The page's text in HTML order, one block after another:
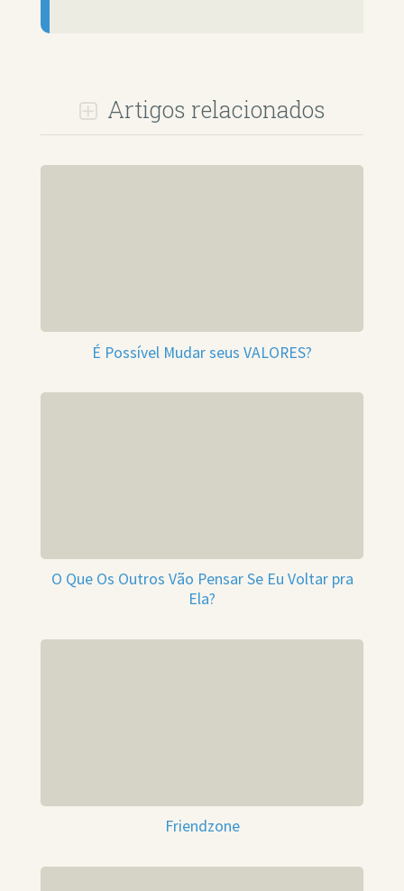
Artigos relacionados
É Possível Mudar seus VALORES?
O Que Os Outros Vão Pensar Se Eu Voltar pra
Ela?
Friendzone